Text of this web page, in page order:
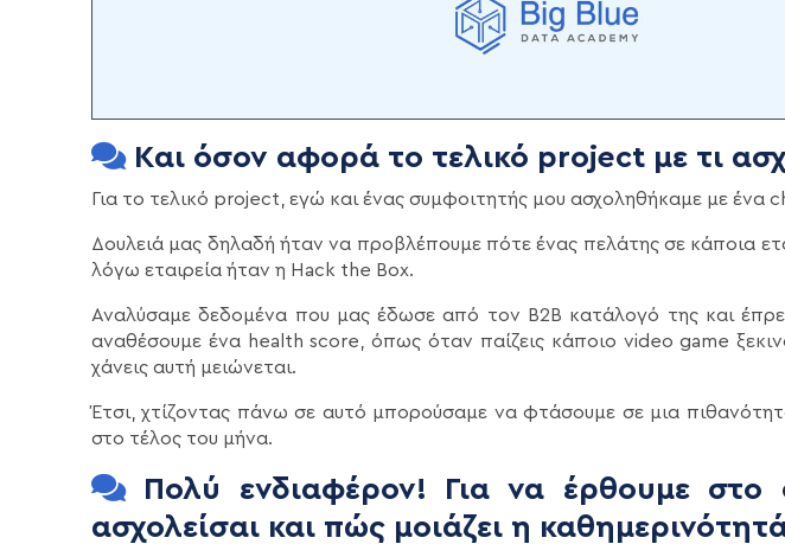
Και όσον αφορά το τελικό project με τι
Για το τελικό project, εγώ και ένας συμφοιτητής μου ασχοληθήκαμε με ένα
Δουλειά μας δηλαδή ήταν να προβλέπουμε πότε ένας πελάτης σε κάποια
λόγω εταιρεία ήταν η Hack the Box.
Αναλύσαμε δεδομένα που μας έδωσε από τον B2B κατάλογό της και
αναθέσουμε ένα health score, όπως όταν παίζεις κάποιο video game
χάνεις αυτή μειώνεται.
Έτσι, χτίζοντας πάνω σε αυτό μπορούσαμε να φτάσουμε σε μια
στο τέλος του μήνα.
Πολύ ενδιαφέρον! Για να έρθουμε στο
ασχολείσαι και πώς μοιάζει η